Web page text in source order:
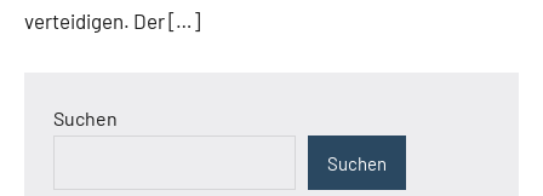
verteidigen. Der […]
Suchen
Suchen